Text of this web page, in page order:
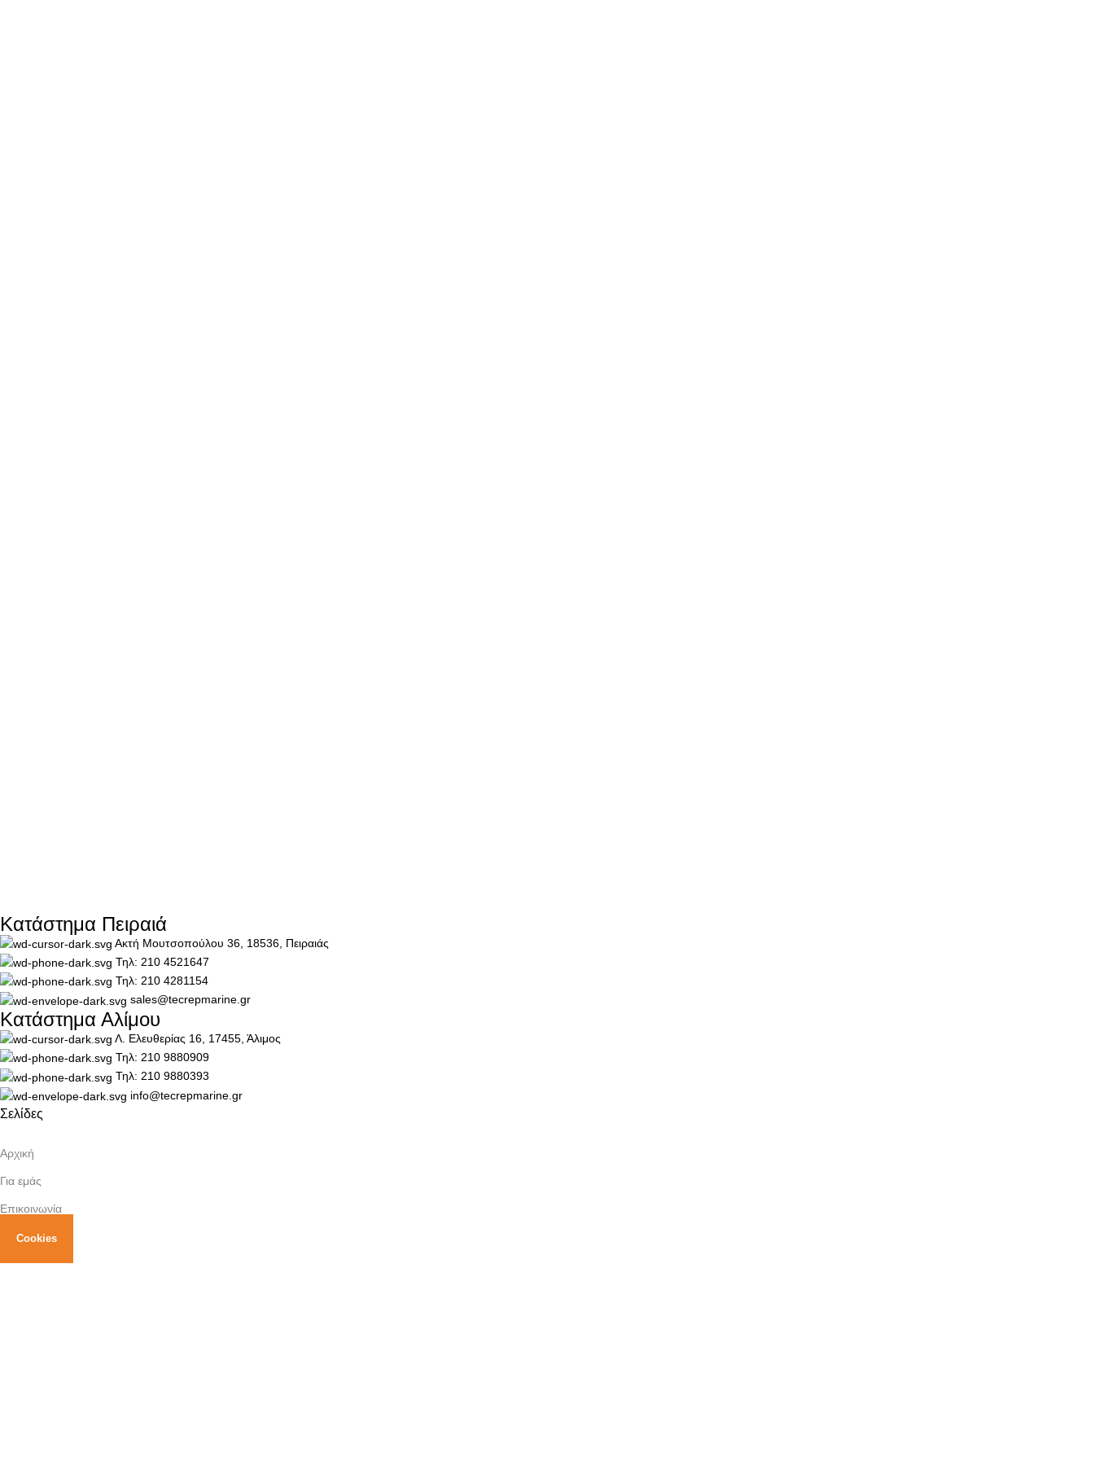
Κατάστημα Πειραιά
Ακτή Μουτσοπούλου 36, 18536, Πειραιάς
Τηλ: 210 4521647
Τηλ: 210 4281154
sales@tecrepmarine.gr
Κατάστημα Αλίμου
Λ. Ελευθερίας 16, 17455, Άλιμος
Τηλ: 210 9880909
Τηλ: 210 9880393
info@tecrepmarine.gr
Σελίδες
Αρχική
Για εμάς
Επικοινωνία
Κατηγορίες
Cookies